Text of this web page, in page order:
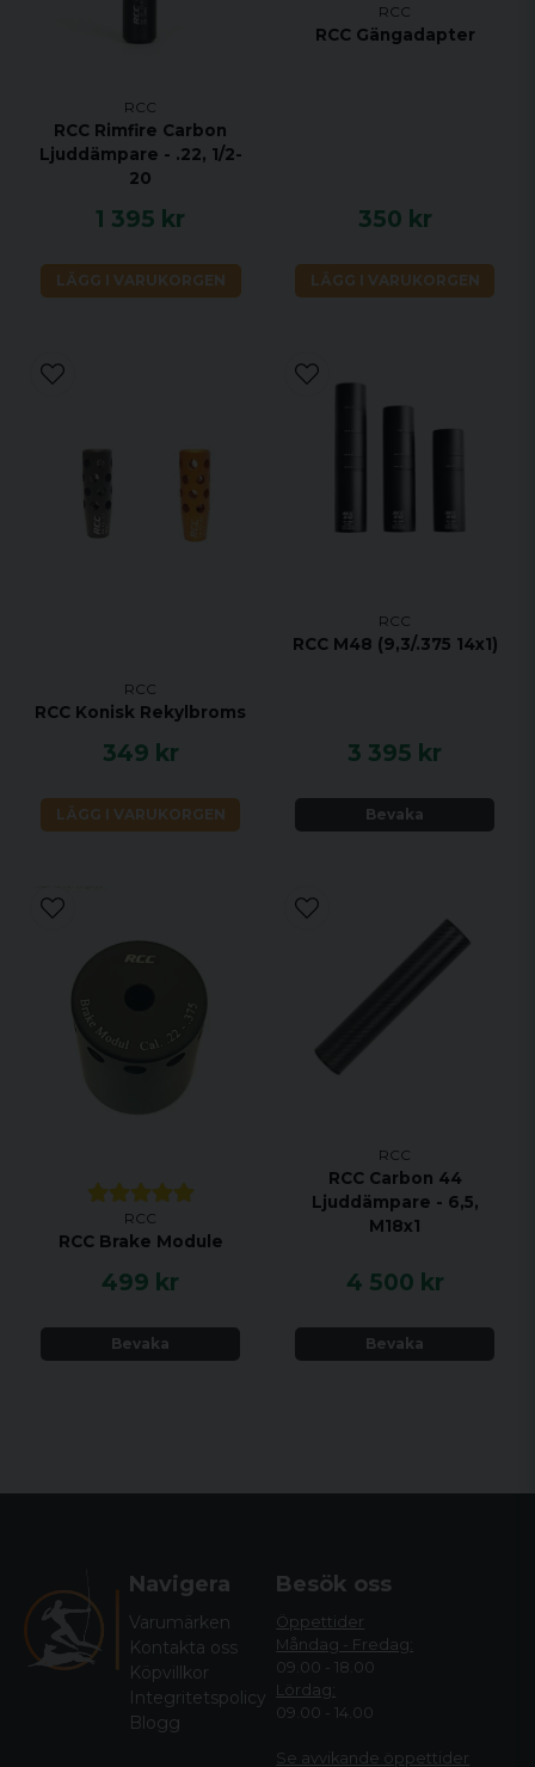
RCC
RCC Rimfire Carbon
Ljuddämpare - .22, 1/2-
20
1 395 kr
LÄGG I VARUKORGEN
RCC
RCC Gängadapter
350 kr
LÄGG I VARUKORGEN
RCC
RCC Konisk Rekylbroms
349 kr
LÄGG I VARUKORGEN
RCC
RCC M48 (9,3/.375 14x1)
3 395 kr
Bevaka
RCC
RCC Brake Module
499 kr
Bevaka
RCC
RCC Carbon 44
Ljuddämpare - 6,5,
M18x1
4 500 kr
Bevaka
Navigera
Varumärken
Kontakta oss
Köpvillkor
Integritetspolicy
Blogg
Besök oss
Öppettider
Måndag - Fredag:
09.00 - 18.00
Lördag:
09.00 - 14.00
Se avvikande öppettider